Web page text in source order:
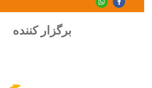
برگزار کننده